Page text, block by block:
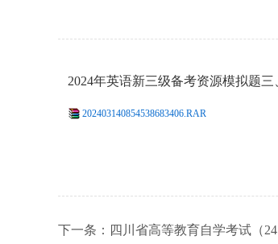
2024年英语新三级备考资源模拟题三
202403140854538683406.RAR
下一条： 四川省高等教育自学考试（